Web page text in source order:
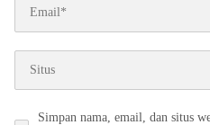
Simpan nama, email, dan situs